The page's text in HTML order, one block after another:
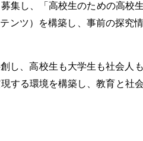
集し、「高校生のための高校
ンツ）を構築し、事前の探究
し、高校生も大学生も社会人
する環境を構築し、教育と社